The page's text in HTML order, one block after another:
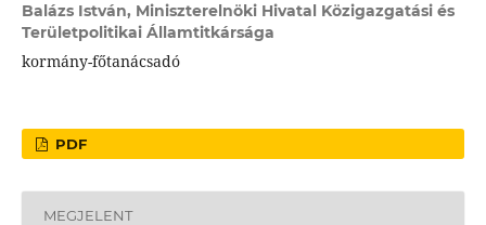
Balázs István, Miniszterelnöki Hivatal Közigazgatási és
Területpolitikai Államtitkársága
kormány-főtanácsadó
PDF
MEGJELENT